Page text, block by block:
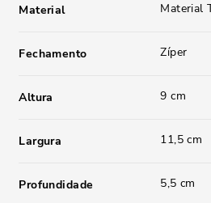
Material Material
Fechamento Zíper
Altura 9 cm
Largura 11,5 cm
Profundidade 5,5 cm